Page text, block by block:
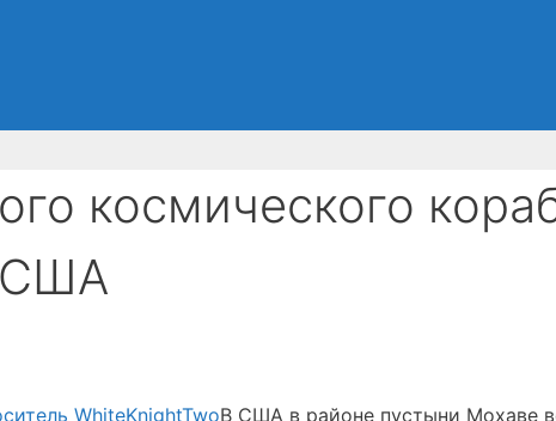
космического
США
В США в районе пустыни Мохаве